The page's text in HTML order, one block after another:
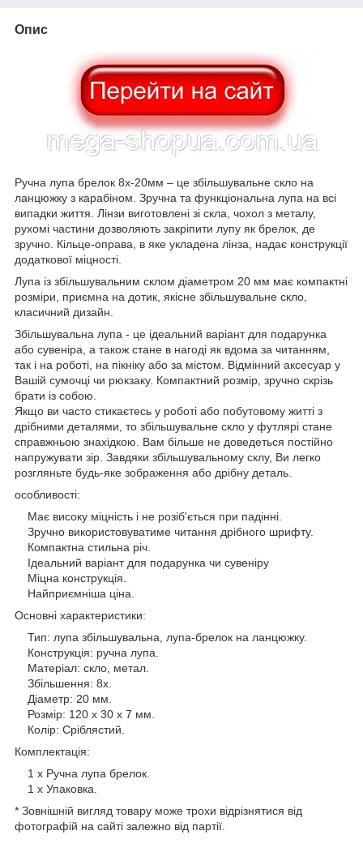
Опис
Ручна лупа брелок 8x-20мм – це збільшувальне скло на
ланцюжку з карабіном. Зручна та функціональна лупа на всі
випадки життя. Лінзи виготовлені зі скла, чохол з металу,
рухомі частини дозволяють закріпити лупу як брелок, де
зручно. Кільце-оправа, в яке укладена лінза, надає конструкції
додаткової міцності.
Лупа із збільшувальним склом діаметром 20 мм має компактні
розміри, приємна на дотик, якісне збільшувальне скло,
класичний дизайн.
Збільшувальна лупа - це ідеальний варіант для подарунка
або сувеніра, а також стане в нагоді як вдома за читанням,
так і на роботі, на пікніку або за містом. Відмінний аксесуар у
Вашій сумочці чи рюкзаку. Компактний розмір, зручно скрізь
брати із собою.
Якщо ви часто стикаєтесь у роботі або побутовому житті з
дрібними деталями, то збільшувальне скло у футлярі стане
справжньою знахідкою. Вам більше не доведеться постійно
напружувати зір. Завдяки збільшувальному склу, Ви легко
розгляньте будь-яке зображення або дрібну деталь.
особливості:
Має високу міцність і не розіб'ється при падінні.
Зручно використовуватиме читання дрібного шрифту.
Компактна стильна річ.
Ідеальний варіант для подарунка чи сувеніру
Міцна конструкція.
Найприємніша ціна.
Основні характеристики:
Тип: лупа збільшувальна, лупа-брелок на ланцюжку.
Конструкція: ручна лупа.
Матеріал: скло, метал.
Збільшення: 8х.
Діаметр: 20 мм.
Розмір: 120 х 30 х 7 мм.
Колір: Сріблястий.
Комплектація:
1 х Ручна лупа брелок.
1 х Упаковка.
* Зовнішній вигляд товару може трохи відрізнятися від
фотографій на сайті залежно від партії.